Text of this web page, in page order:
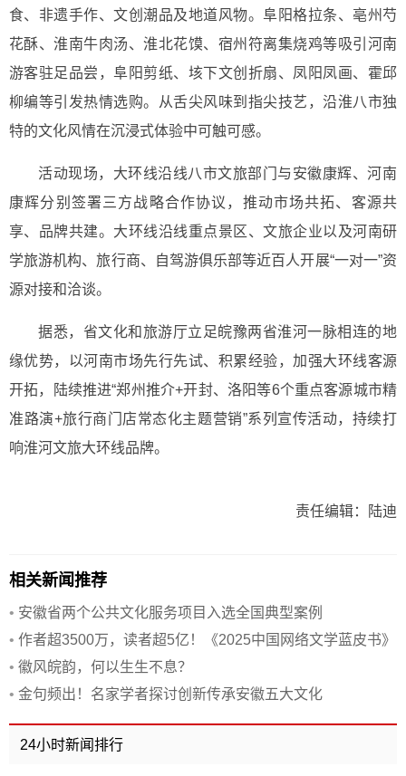
食、非遗手作、文创潮品及地道风物。阜阳格拉条、亳州芍
花酥、淮南牛肉汤、淮北花馍、宿州符离集烧鸡等吸引河南
游客驻足品尝，阜阳剪纸、垓下文创折扇、凤阳凤画、霍邱
柳编等引发热情选购。从舌尖风味到指尖技艺，沿淮八市独
特的文化风情在沉浸式体验中可触可感。
活动现场，大环线沿线八市文旅部门与安徽康辉、河南
康辉分别签署三方战略合作协议，推动市场共拓、客源共
享、品牌共建。大环线沿线重点景区、文旅企业以及河南研
学旅游机构、旅行商、自驾游俱乐部等近百人开展“一对一”资
源对接和洽谈。
据悉，省文化和旅游厅立足皖豫两省淮河一脉相连的地
缘优势，以河南市场先行先试、积累经验，加强大环线客源
开拓，陆续推进“郑州推介+开封、洛阳等6个重点客源城市精
准路演+旅行商门店常态化主题营销”系列宣传活动，持续打
响淮河文旅大环线品牌。
责任编辑：陆迪
相关新闻推荐
• 安徽省两个公共文化服务项目入选全国典型案例
• 作者超3500万，读者超5亿！《2025中国网络文学蓝皮书》
发布
• 徽风皖韵，何以生生不息？
• 金句频出！名家学者探讨创新传承安徽五大文化
24小时新闻排行